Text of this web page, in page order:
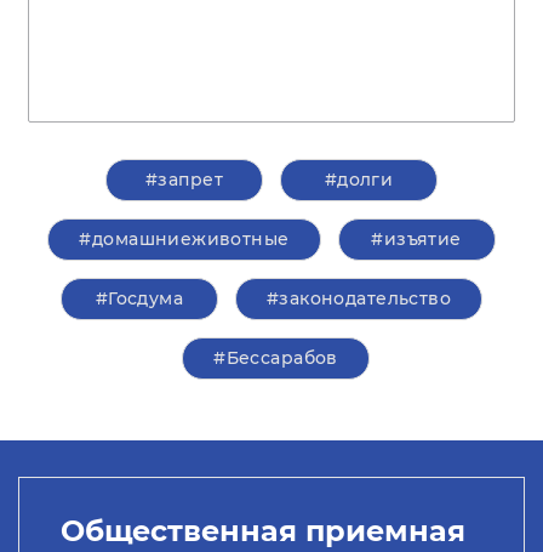
#запрет #долги
#домашниеживотные #изъятие
#Госдума #законодательство
#Бессарабов
Общественная приемная